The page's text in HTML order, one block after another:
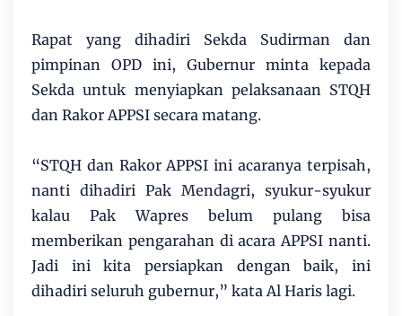
Rapat yang dihadiri Sekda Sudirman dan
pimpinan OPD ini, Gubernur minta kepada
Sekda untuk menyiapkan pelaksanaan STQH
dan Rakor APPSI secara matang.
“STQH dan Rakor APPSI ini acaranya terpisah,
nanti dihadiri Pak Mendagri, syukur-syukur
kalau Pak Wapres belum pulang bisa
memberikan pengarahan di acara APPSI nanti.
Jadi ini kita persiapkan dengan baik, ini
dihadiri seluruh gubernur,” kata Al Haris lagi.